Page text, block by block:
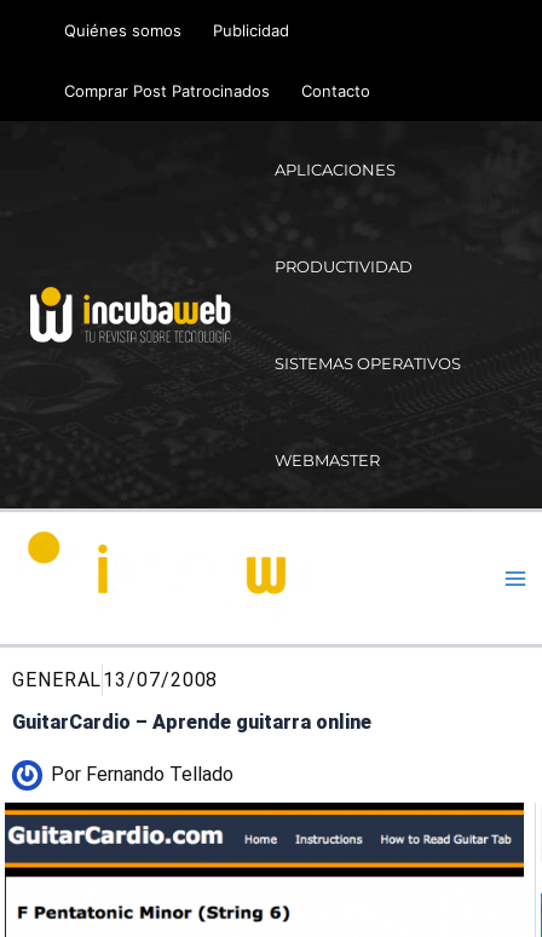
Quiénes somos Publicidad
Comprar Post Patrocinados Contacto
APLICACIONES
PRODUCTIVIDAD
SISTEMAS OPERATIVOS
WEBMASTER
GENERAL13/07/2008
GuitarCardio – Aprende guitarra online
Por Fernando Tellado